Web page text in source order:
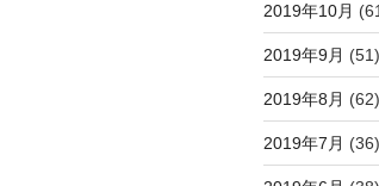
2019年10月
2019年9月 (51)
2019年8月 (62)
2019年7月 (36)